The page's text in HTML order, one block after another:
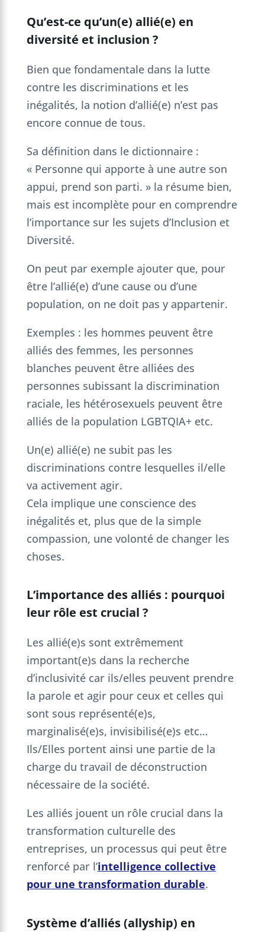
Qu’est-ce qu’un(e) allié(e) en
diversité et inclusion ?
Bien que fondamentale dans la lutte
contre les discriminations et les
inégalités, la notion d’allié(e) n’est pas
encore connue de tous.
Sa définition dans le dictionnaire :
« Personne qui apporte à une autre son
appui, prend son parti. » la résume bien,
mais est incomplète pour en comprendre
l’importance sur les sujets d’Inclusion et
Diversité.
On peut par exemple ajouter que, pour
être l’allié(e) d’une cause ou d’une
population, on ne doit pas y appartenir.
Exemples : les hommes peuvent être
alliés des femmes, les personnes
blanches peuvent être alliées des
personnes subissant la discrimination
raciale, les hétérosexuels peuvent être
alliés de la population LGBTQIA+ etc.
Un(e) allié(e) ne subit pas les
discriminations contre lesquelles il/elle
va activement agir.
Cela implique une conscience des
inégalités et, plus que de la simple
compassion, une volonté de changer les
choses.
L’importance des alliés : pourquoi
leur rôle est crucial ?
Les allié(e)s sont extrêmement
important(e)s dans la recherche
d’inclusivité car ils/elles peuvent prendre
la parole et agir pour ceux et celles qui
sont sous représenté(e)s,
marginalisé(e)s, invisibilisé(e)s etc…
Ils/Elles portent ainsi une partie de la
charge du travail de déconstruction
nécessaire de la société.
Les alliés jouent un rôle crucial dans la
transformation culturelle des
entreprises, un processus qui peut être
renforcé par l’intelligence collective
pour une transformation durable.
Système d’alliés (allyship) en